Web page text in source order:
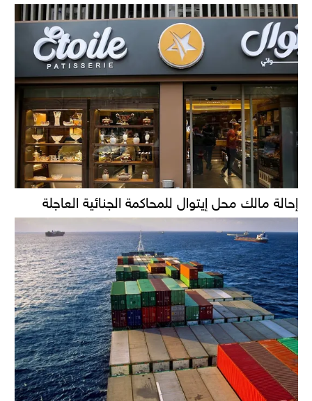
إحالة مالك محل إيتوال للمحاكمة الجنائية العاجلة